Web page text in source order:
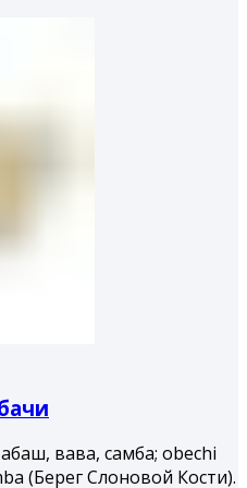
вава, самба; obechi
(Берег Слоновой Кости).